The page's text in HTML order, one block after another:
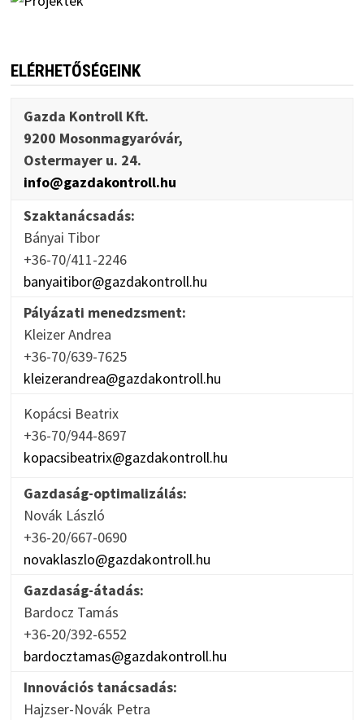
ELÉRHETŐSÉGEINK
Gazda Kontroll Kft.
9200 Mosonmagyaróvár,
Ostermayer u. 24.
info@gazdakontroll.hu
Szaktanácsadás:
Bányai Tibor
+36-70/411-2246
banyaitibor@gazdakontroll.hu
Pályázati menedzsment:
Kleizer Andrea
+36-70/639-7625
kleizerandrea@gazdakontroll.hu
Kopácsi Beatrix
+36-70/944-8697
kopacsibeatrix@gazdakontroll.hu
Gazdaság-optimalizálás:
Novák László
+36-20/667-0690
novaklaszlo@gazdakontroll.hu
Gazdaság-átadás:
Bardocz Tamás
+36-20/392-6552
bardocztamas@gazdakontroll.hu
Innovációs tanácsadás:
Hajzser-Novák Petra